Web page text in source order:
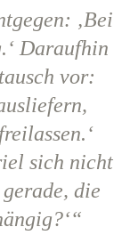
‚Bei
Daraufhin
vor:
sich nicht
die